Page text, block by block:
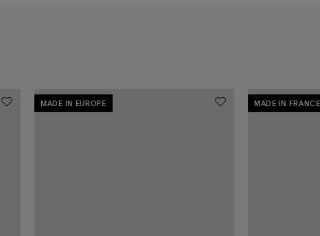
MADE IN EUROPE MADE IN FRANCE